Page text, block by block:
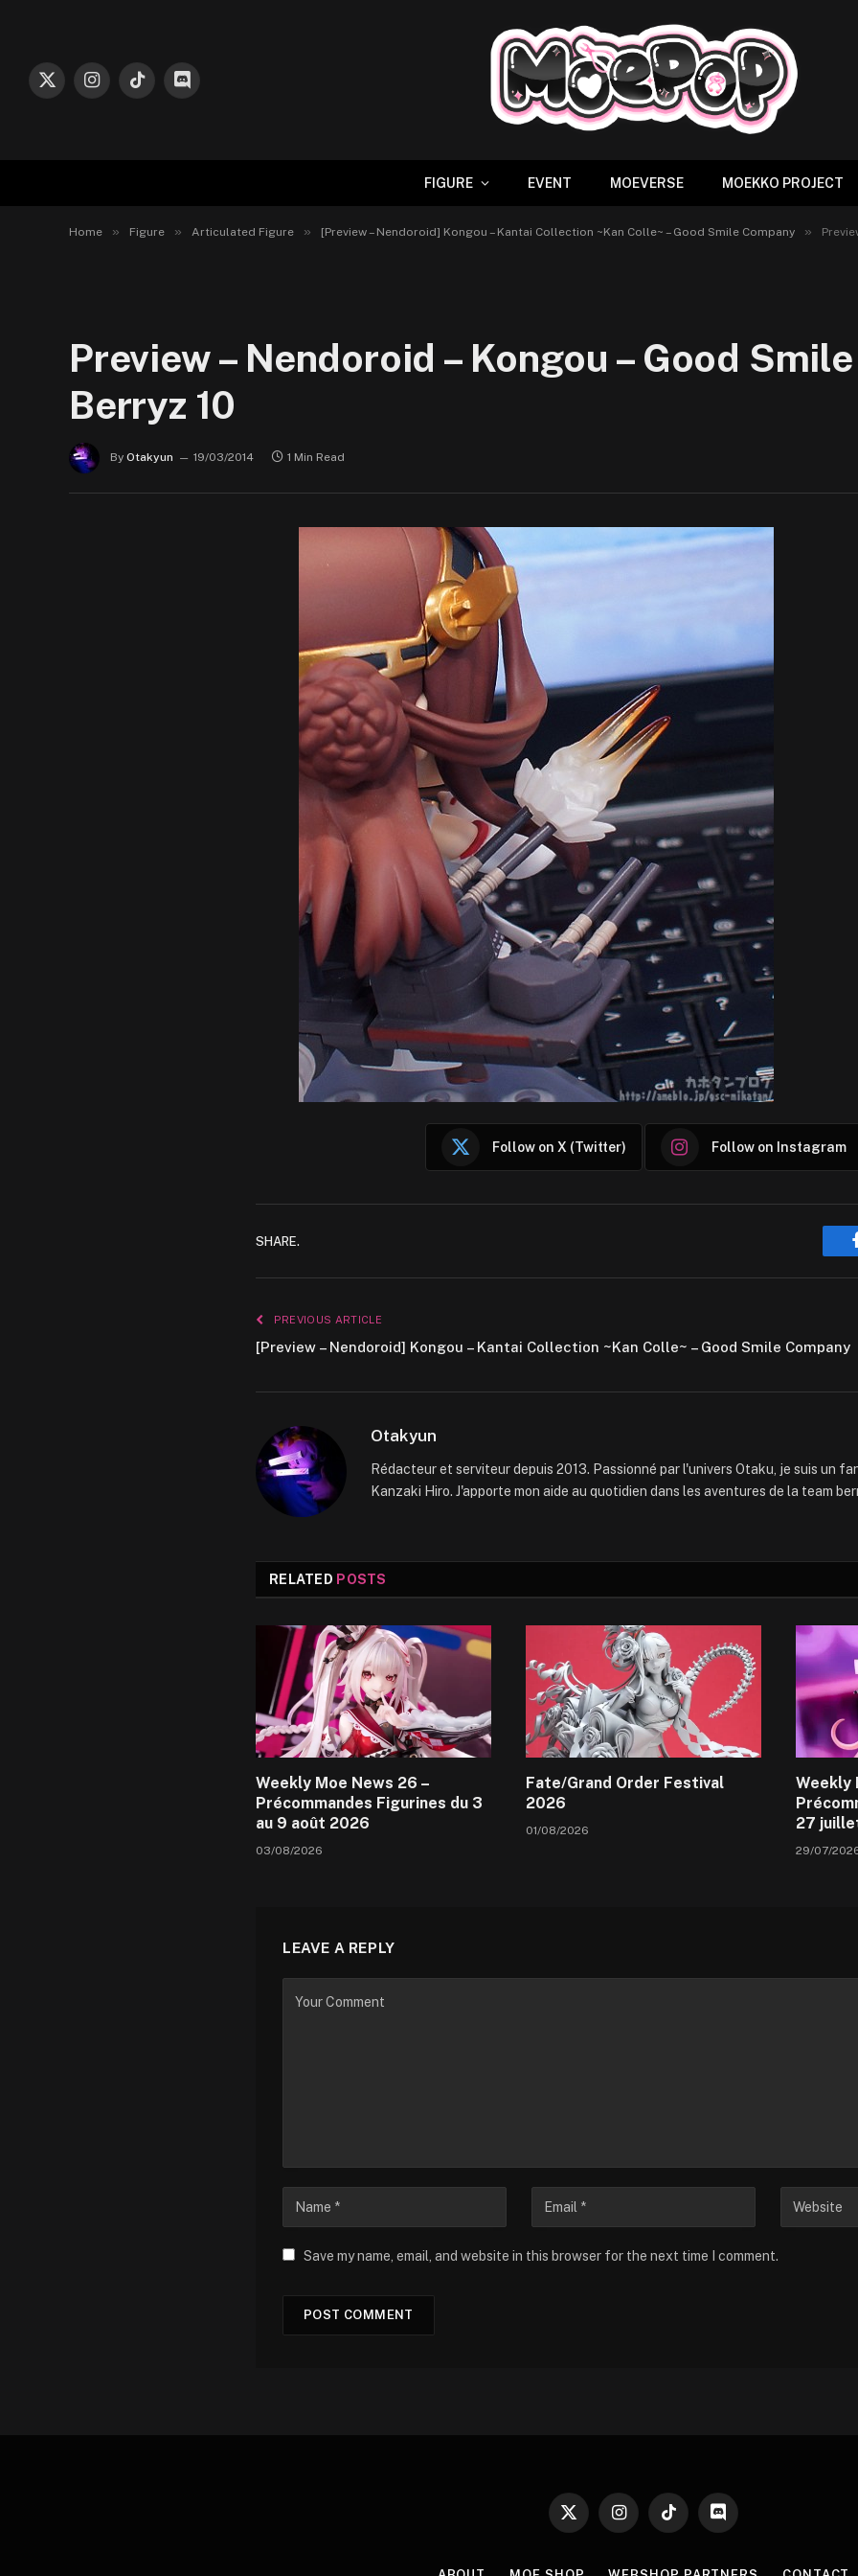
X
InstagramTikTokDiscord
FIGURE EVENT MOEVERSE MOEKKO PROJECT
Home » Figure » Articulated Figure » [Preview – Nendoroid] Kongou – Kantai Collection ~Kan Colle~ – Good Smile Company »
Preview – Nendoroid – Kongou – Good
Berryz 10
By Otakyun 19/03/2014 1 Min Read
Follow on X (Twitter) Follow on Instagram
SHARE.
PREVIOUS ARTICLE
[Preview – Nendoroid] Kongou – Kantai Collection ~Kan Colle~ – Good Smile Company
Otakyun
Rédacteur et serviteur depuis 2013. Passionné par l'univers Otaku, je suis un
Kanzaki Hiro. J'apporte mon aide au quotidien dans les aventures de la team
RELATED POSTS
Weekly Moe News 26 –
Précommandes Figurines du 3
au 9 août 2026
03/08/2026
Fate/Grand Order Festival
2026
01/08/2026
Weekly
27
29/07/
LEAVE A REPLY
Save my name, email, and website in this browser for the next time I comment.
X
InstagramTikTok Discord